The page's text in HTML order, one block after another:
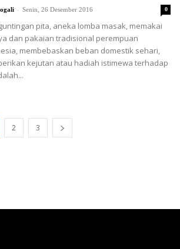
- Senin, 26 Desember 2016 0
pita, aneka lomba masak, memakai
dan pakaian tradisional perempuan
membebaskan beban domestik sehari,
kejutan atau hadiah istimewa terhadap
2 3